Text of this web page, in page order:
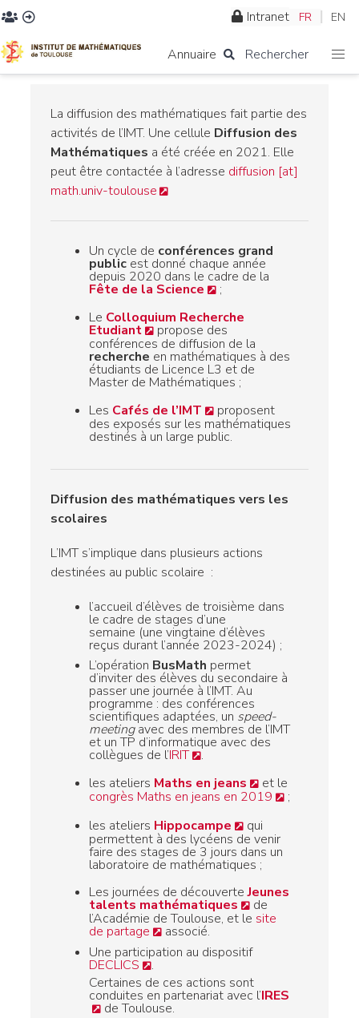
Intranet FR EN
Annuaire Rechercher
La diffusion des mathématiques fait partie des
activités de l’IMT. Une cellule Diffusion des
Mathématiques a été créée en 2021. Elle
peut être contactée à l’adresse diffusion [at]
math.univ-toulouse
Un cycle de conférences grand
public est donné chaque année
depuis 2020 dans le cadre de la
Fête de la Science
;
Le Colloquium Recherche
Etudiant propose des
conférences de diffusion de la
recherche en mathématiques à des
étudiants de Licence L3 et de
Master de Mathématiques ;
Les Cafés de l’IMT proposent
des exposés sur les mathématiques
destinés à un large public.
Diffusion des mathématiques vers les
scolaires
L’IMT s’implique dans plusieurs actions
destinées au public scolaire :
l’accueil d’élèves de troisième dans
le cadre de stages d’une
semaine (une vingtaine d’élèves
reçus durant l’année 2023-2024) ;
L’opération BusMath permet
d’inviter des élèves du secondaire à
passer une journée à l’IMT. Au
programme : des conférences
scientifiques adaptées, un speed-
meetingavec des membres de l’IMT
et un TP d’informatique avec des
collègues de l’IRIT
.
les ateliers Maths en jeans et le
congrès Maths en jeans en 2019
;
les ateliers Hippocampe qui
permettent à des lycéens de venir
faire des stages de 3 jours dans un
laboratoire de mathématiques ;
Les journées de découverteJeunes
talents mathématiques de
l’Académie de Toulouse, et le site
de partage
associé.
Une participation au dispositif
DECLICS
.
Certaines de ces actions sont
conduites en partenariat avec l’IRES
de Toulouse.